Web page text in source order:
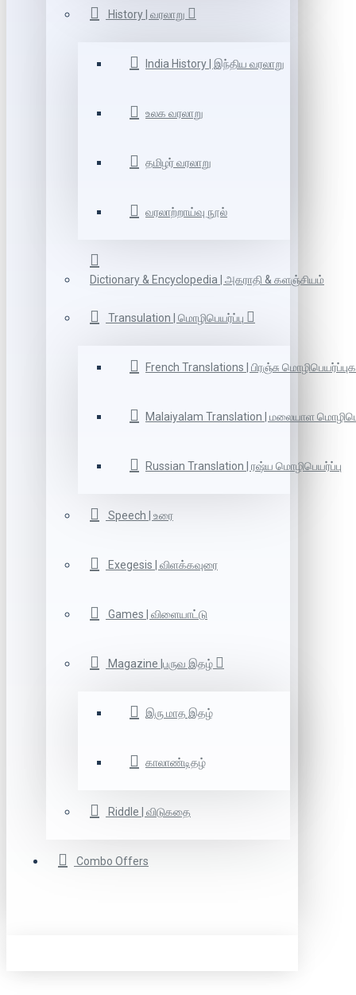
History | வரலாறு
India History | இந்திய வரலாறு
உலக வரலாறு
தமிழர் வரலாறு
வரலாற்றாய்வு நூல்
Dictionary & Encyclopedia | அகராதி & களஞ்சியம்
Transulation | மொழிபெயர்ப்பு
French Translations | பிரஞ்சு
Malaiyalam Translation | மலையாள
Russian Translation | ரஷ்ய மொழிபெயர்ப்பு
Speech | உரை
Exegesis | விளக்கவுரை
Games | விளையாட்டு
Magazine |பருவ இதழ்
இரு மாத இதழ்
காலாண்டிதழ்
Riddle | விடுகதை
Combo Offers